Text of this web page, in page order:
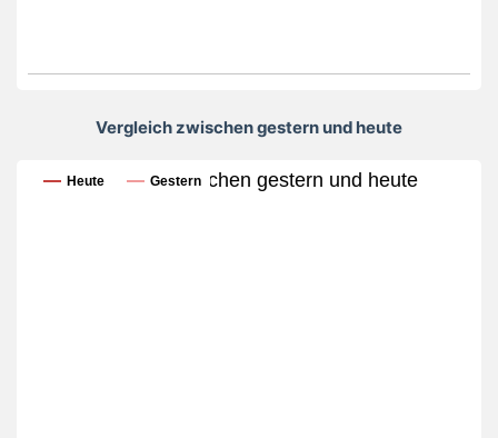
Vergleich zwischen gestern und heute
Vergleich zwischen gestern und heute
Heute Gestern